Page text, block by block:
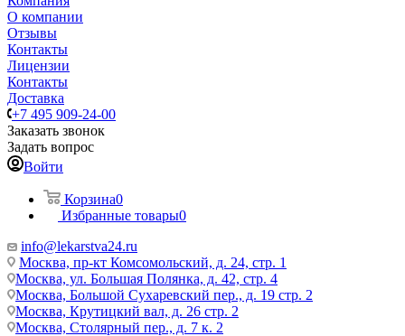
О компании
Отзывы
Контакты
Лицензии
Контакты
Доставка
+7 495 909-24-00
Заказать звонок
Задать вопрос
Войти
Корзина0
Избранные товары0
info@lekarstva24.ru
Москва, пр-кт Комсомольский, д. 24, стр. 1
Москва, ул. Большая Полянка, д. 42, стр. 4
Москва, Большой Сухаревский пер., д. 19 стр. 2
Москва, Крутицкий вал, д. 26 стр. 2
Москва, Столярный пер., д. 7 к. 2